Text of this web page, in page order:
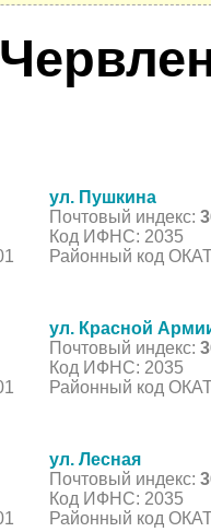
ул. Пушкина
Почтовый индекс:
Код ИФНС: 2035
Районный код
ул. Красной
Почтовый индекс:
Код ИФНС: 2035
Районный код
ул. Лесная
Почтовый индекс:
Код ИФНС: 2035
Районный код